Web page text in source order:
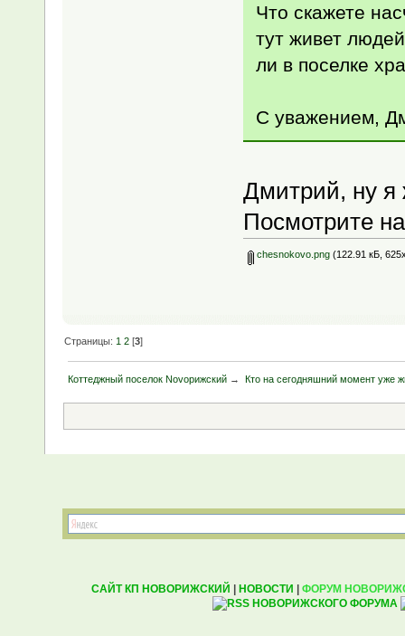
Что скажете
тут живет
ли в поселке
С уважением,
Дмитрий, ну я
Посмотрите
chesnokovo.png(122.91 кБ,
Страницы: 1 2 [3]
Коттеджный поселок Novoрижский → Кто на сегодняшний момент уже
САЙТ КП НОВОРИЖСКИЙ | НОВОСТИ | ФОРУМ